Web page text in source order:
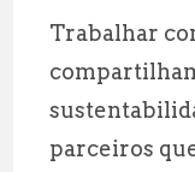
Trabalhar
parceiros